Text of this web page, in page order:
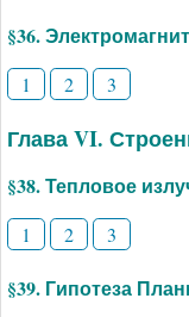
§36.
1 2 3
Глава VI.
§38. Тепловое
1 2 3
§39. Гипотеза